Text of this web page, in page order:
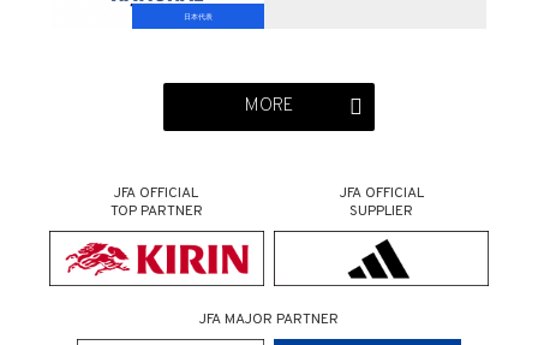
日本代表
MORE
JFA OFFICIAL
TOP PARTNER
JFA OFFICIAL
SUPPLIER
JFA MAJOR PARTNER